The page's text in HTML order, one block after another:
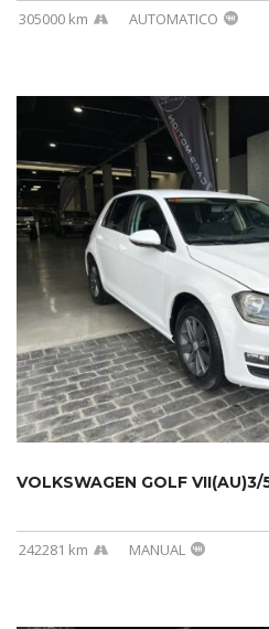
305000 km AUTOMATICO
242281 km MANUAL